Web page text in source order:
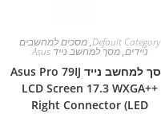
Default Category
,מסכים למחשבים
ניידים,מסך למחשב נייד Asus
מסך למחשב נייד Asus Pro 79IJ
LCD Screen 17.3 WXGA++
Right Connector (LED